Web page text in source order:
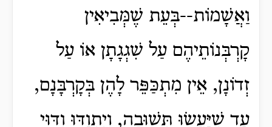
וַאֲשָׁמוֹת--בְּעֵת שֶׁמְּבִיאִין
קָרְבְּנוֹתֵיהֶם עַל שִׁגְגָתָן אוֹ עַל
זְדוֹנָן, אֵין מִתְכַּפֵּר לָהֶן בְּקָרְבָּנָם,
עַד שֶׁיַּעֲשׂוּ תְּשׁוּבָה, וְיִתְוַדּוּ וִדּוּי